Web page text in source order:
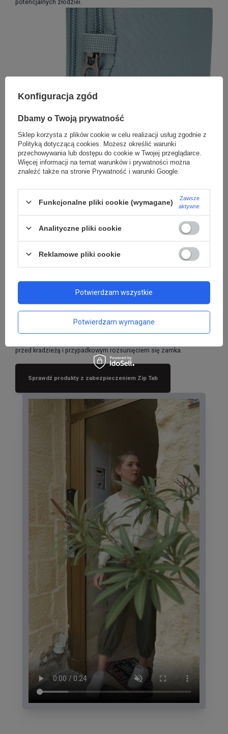
potencjalnych złodziei.
Dlaczego warto wybrać zabezpieczenie
Zip Tab?
Zip Tabto niewielkie, lekkie i intuicyjne rozwiązanie, które znacząco
zarówno w podróży, jak i w codziennym użytkowaniu, dając
przed kradzieżą i przypadkowym rozsunięciem się zamka.
Sprawdź produkty z zabezpieczeniem Zip Tab
Konfiguracja zgód
Dbamy o Twoją prywatność
Sklep korzysta z plików cookie w celu realizacji usług zgodnie z
Polityką dotyczącą cookies . Możesz określić warunki
przechowywania lub dostępu do cookie w Twojej przeglądarce.
Więcej informacji na temat warunków i prywatności można
znaleźć także na stronie Prywatność i warunki Google
Funkcjonalne pliki cookie (wymagane)
Zawsze
aktywne
Analityczne pliki cookie
Reklamowe pliki cookie
Potwierdzam wymagane
Potwierdzam wszystkie